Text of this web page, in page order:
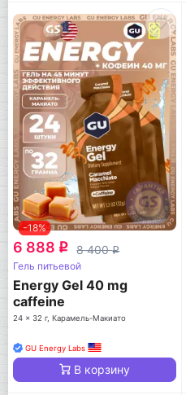
-18%
6 888 q 8 400q
Гель питьевой
Energy Gel 40 mg
caffeine
24 x 32 г, Карамель-Макиато
GU Energy Labs
В корзину